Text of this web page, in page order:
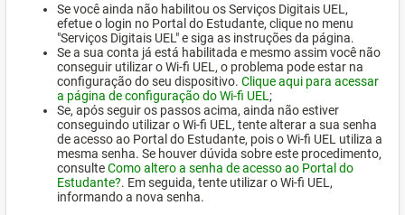
Se você ainda não habilitou os Serviços Digitais UEL,
efetue o login no Portal do Estudante, clique no menu
"Serviços Digitais UEL" e siga as instruções da página.
Se a sua conta já está habilitada e mesmo assim você não
conseguir utilizar o Wi-fi UEL, o problema pode estar na
configuração do seu dispositivo. Clique aqui para acessar
a página de configuração do Wi-fi UEL ;
Se, após seguir os passos acima, ainda não estiver
conseguindo utilizar o Wi-fi UEL, tente alterar a sua senha
de acesso ao Portal do Estudante, pois o Wi-fi UEL utiliza a
mesma senha. Se houver dúvida sobre este procedimento,
consulteComo altero a senha de acesso ao Portal do
Estudante?. Em seguida, tente utilizar o Wi-fi UEL,
informando a nova senha.